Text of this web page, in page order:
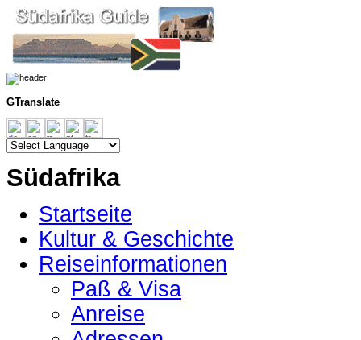
GTranslate
Südafrika
Startseite
Kultur & Geschichte
Reiseinformationen
Paß & Visa
Anreise